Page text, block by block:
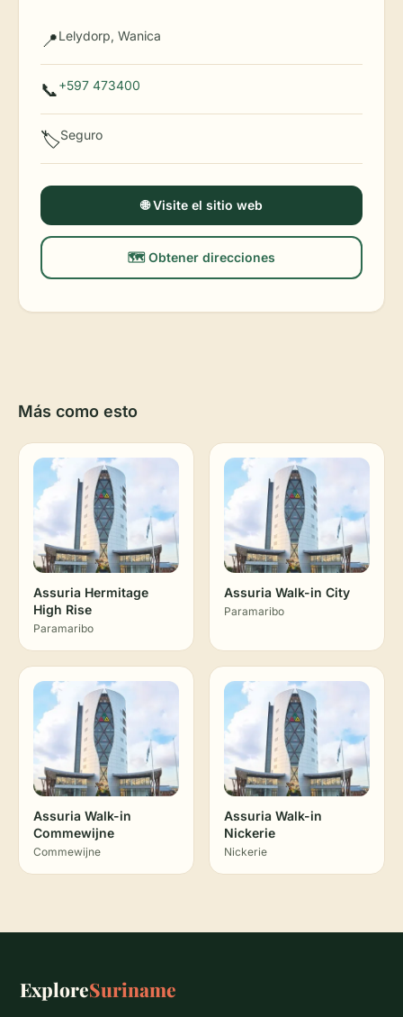
📍Lelydorp, Wanica
📞+597 473400
🏷️Seguro
🌐 Visite el sitio web
🗺️ Obtener direcciones
Más como esto
Assuria Hermitage
High Rise
Paramaribo
Assuria Walk-in City
Paramaribo
Assuria Walk-in
Commewijne
Commewijne
Assuria Walk-in
Nickerie
Nickerie
ExploreSuriname